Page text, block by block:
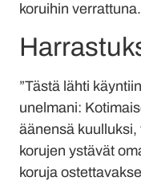
koruihin verrattuna.
”Tästä lähti
unelmani:
äänensä
korujen ystävät
koruja